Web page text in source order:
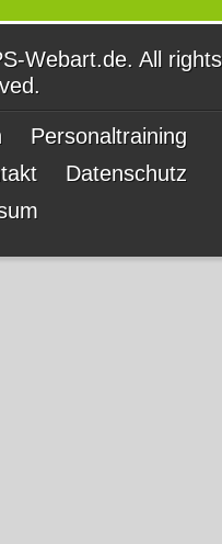
Webart.de. All rights
Personaltraining
Datenschutz